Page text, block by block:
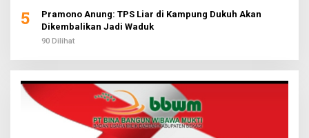
5
Pramono Anung: TPS Liar di Kampung Dukuh Akan
Dikembalikan Jadi Waduk
90 Dilihat